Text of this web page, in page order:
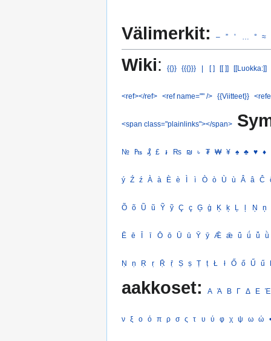
Välimerkit: – ” ’ ° ≈
Wiki: {{}} {{{}}} | [ ] [[ ]] [[Luokka:]]
<ref></ref> <ref name="" /> {{Viitteet}}
<span class="plainlinks"></span>
№ ₧ ₰ £ ៛ ₨ ₪ ৳ ₮ ₩ ¥ ♠ ♣ ♥ ♦
ý Ź ź À à È è Ì ì Ò ò Ù ù Â â Ĉ
Õ õ Ũ ũ Ỹ ỹ Ç ç Ģ ģ Ķ ķ Ļ ļ Ņ ņ
Ē ē Ī ī Ō ō Ū ū Ȳ ȳ Ǣ ǣ ǖ ǘ ǚ ǜ
Ṇ ṇ Ṛ ṛ Ṝ ṝ Ṣ ṣ Ṭ ṭ Ł ł Ő ő Ű ű
aakkoset: Α Ά Β Γ Δ Ε Έ
ν ξ ο ό π ρ σ ς τ υ ύ φ χ ψ ω ώ •